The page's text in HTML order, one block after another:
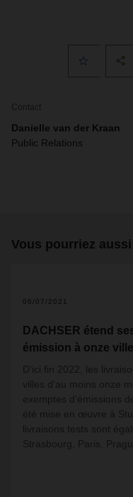
Contact
Danielle van der Kraan
Public Relations
Vous pourriez
06/07/2021
DACHSER étend
émission à onze
D'ici fin 2022, les
villes d'au moins onze
exemptes d'émissions
été mise en œuvre à
livraisons tests sont
Strasbourg, Paris,